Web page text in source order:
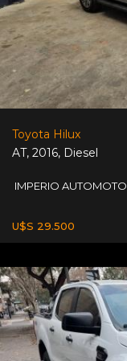
Toyota Hilux
AT, 2016, Diesel
IMPERIO
U$S 29.500